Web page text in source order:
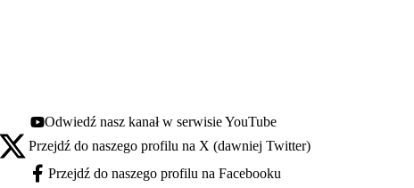
Youtube - otwiera się w nowej karcie
Odwiedź nasz kanał w serwisie YouTube
X - otwiera się w nowej karcie
Przejdź do naszego profilu na X (dawniej Twitter)
Facebook - otwiera się w nowej karcie
Przejdź do naszego profilu na Facebooku